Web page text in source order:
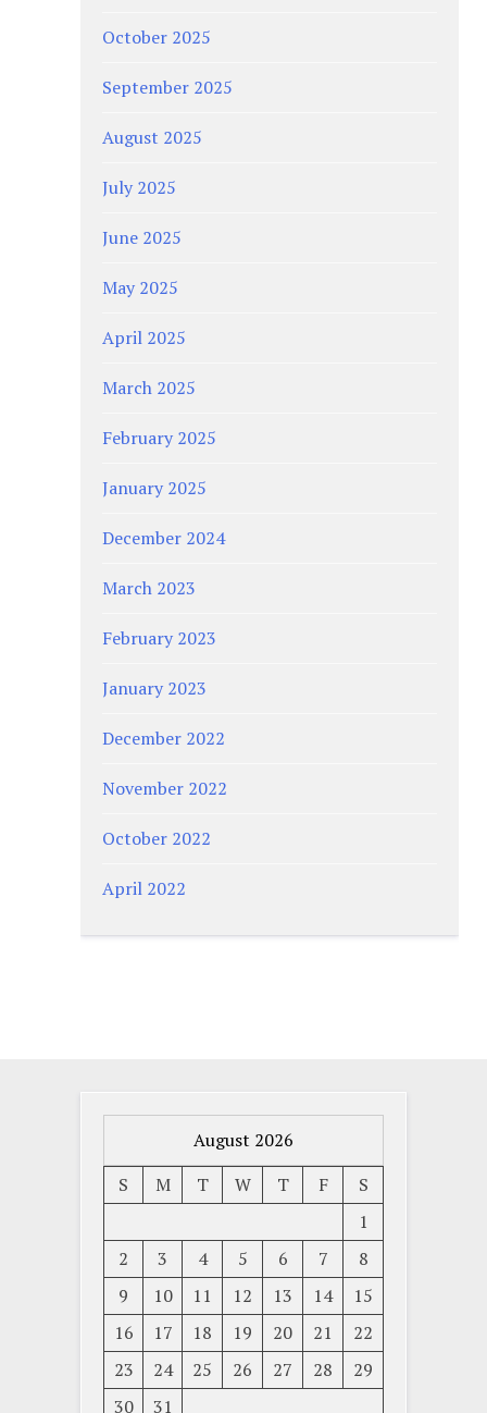
October 2025
September 2025
August 2025
July 2025
June 2025
May 2025
April 2025
March 2025
February 2025
January 2025
December 2024
March 2023
February 2023
January 2023
December 2022
November 2022
October 2022
April 2022
August 2026
S
M T W T F
S
1
2
3 4 5 6 7
8
9
10 11 12 13 14
15
16
17 18 19 20 21
22
23
24 25 26 27 28
29
30
31